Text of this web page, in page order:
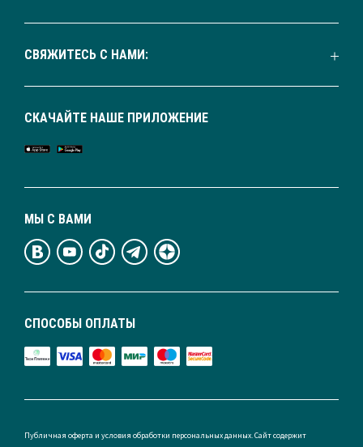
СВЯЖИТЕСЬ С НАМИ:
СПОСОБЫ ОПЛАТЫ
МЫ С ВАМИ
СКАЧАЙТЕ НАШЕ ПРИЛОЖЕНИЕ
Публичная оферта и условия обработки персональных данных. Сайт содержит